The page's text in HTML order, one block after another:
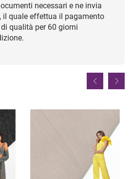
necessari e ne invia
il quale effettua il pagamento
qualità per 60 giorni